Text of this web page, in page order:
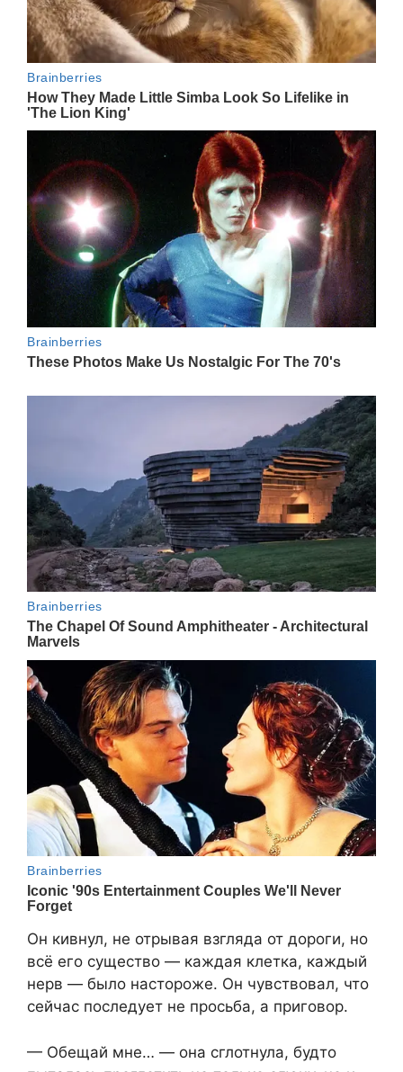
Он кивнул, не отрывая взгляда от дороги, но
всё его существо — каждая клетка, каждый
нерв — было настороже. Он чувствовал, что
сейчас последует не просьба, а приговор.
— Обещай мне… — она сглотнула, будто